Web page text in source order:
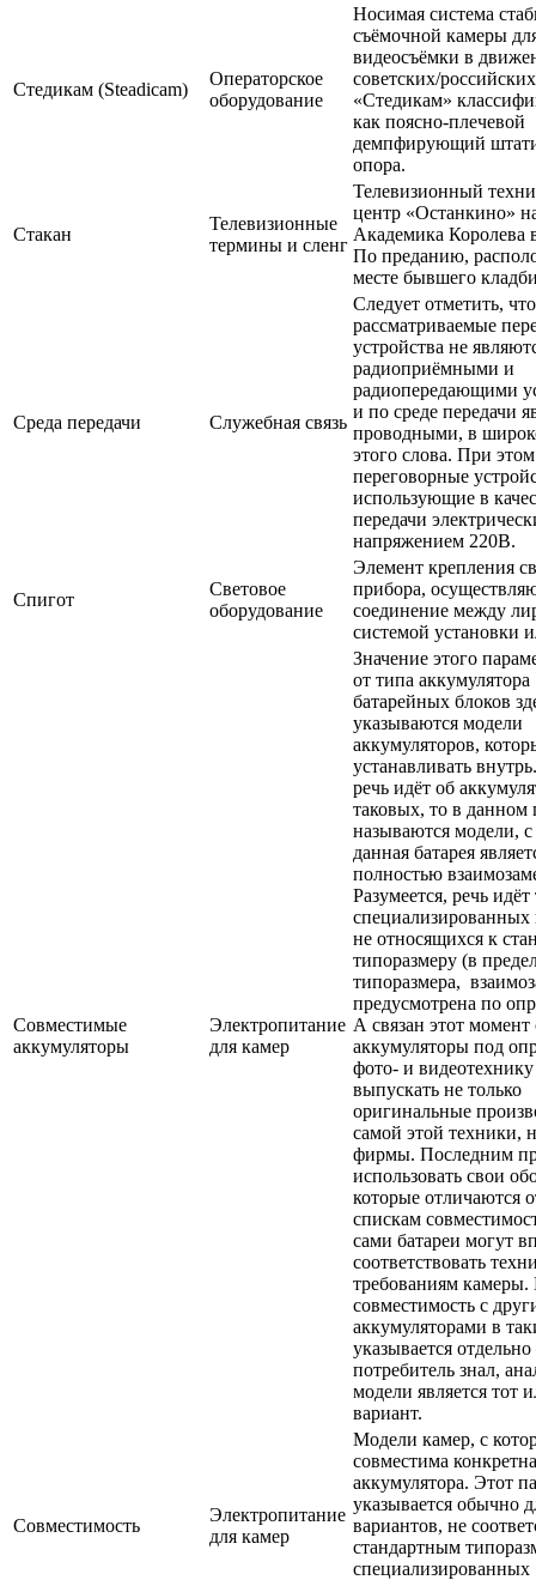
Стедикам (Steadicam)
Операторское
оборудование
Носимая система
съёмочной камеры
видеосъёмки в
советских/
«Стедикам»
как поясно-плечевой
демпфирующий
опора.
Стакан
Телевизионные
термины и сленг
Телевизионный
центр «Останкино»
Академика Королева
По преданию,
месте бывшего
Среда передачи Служебная связь
Следует отметить, что
рассматриваемые
устройства не
радиоприёмными и
радиопередающими
и по среде передачи
проводными, в
этого слова. При
переговорные
использующие в
передачи
напряжением 220В.
Спигот
Световое
оборудование
Элемент крепления
прибора,
соединение между
системой установки
Совместимые
аккумуляторы
Электропитание
для камер
Значение этого
от типа
батарейных блоков
указываются модели
аккумуляторов,
устанавливать
речь идёт об
таковых, то в данном
называются модели,
данная батарея
полностью
Разумеется, речь идёт
специализированных
не относящихся к
типоразмеру (в
типоразмера,
предусмотрена по
А связан этот момент
аккумуляторы под
фото- и
выпускать не только
оригинальные
самой этой техники,
фирмы. Последним
использовать свои
которые отличаются
спискам
сами батареи могут
соответствовать
требованиям камеры.
совместимость с
аккумуляторами в
указывается
потребитель знал,
модели является тот
вариант.
Совместимость
Электропитание
для камер
Модели камер, с
совместима
аккумулятора. Этот
указывается обычно
вариантов, не
стандартным
специализированных